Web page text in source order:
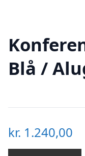
Blå /
kr. 1.240,00